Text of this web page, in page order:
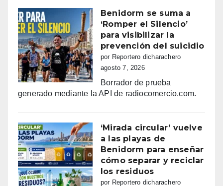
Benidorm se suma a
‘Romper el Silencio’
para visibilizar la
prevención del suicidio
por Reportero dicharachero
agosto 7, 2026
Borrador de prueba
generado mediante la API de radiocomercio.com.
‘Mirada circular’ vuelve
a las playas de
Benidorm para enseñar
cómo separar y reciclar
los residuos
por Reportero dicharachero